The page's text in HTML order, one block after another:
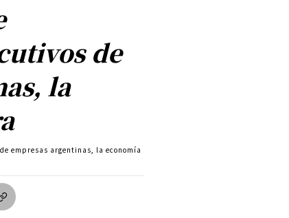
de
la
empresas argentinas, la economía